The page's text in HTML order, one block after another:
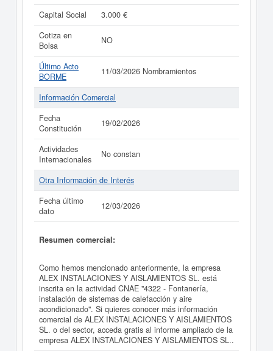
Capital Social
3.000 €
Cotiza en
Bolsa
NO
Último Acto
BORME
11/03/2026 Nombramientos
Información Comercial
Fecha
Constitución
19/02/2026
Actividades
Internacionales
No constan
Otra Información de Interés
Fecha último
dato
12/03/2026
Resumen comercial:
Como hemos mencionado anteriormente, la empresa
ALEX INSTALACIONES Y AISLAMIENTOS SL. está
inscrita en la actividad CNAE "4322 - Fontanería,
instalación de sistemas de calefacción y aire
acondicionado". Si quieres conocer más información
comercial de ALEX INSTALACIONES Y AISLAMIENTOS
SL. o del sector, acceda gratis al informe ampliado de la
empresa ALEX INSTALACIONES Y AISLAMIENTOS SL..